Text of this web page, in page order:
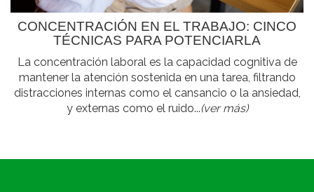
CONCENTRACIÓN EN EL TRABAJO: CINCO
TÉCNICAS PARA POTENCIARLA
La concentración laboral es la capacidad cognitiva de
mantener la atención sostenida en una tarea, filtrando
distracciones internas como el cansancio o la ansiedad,
y externas como el ruido...(ver más)